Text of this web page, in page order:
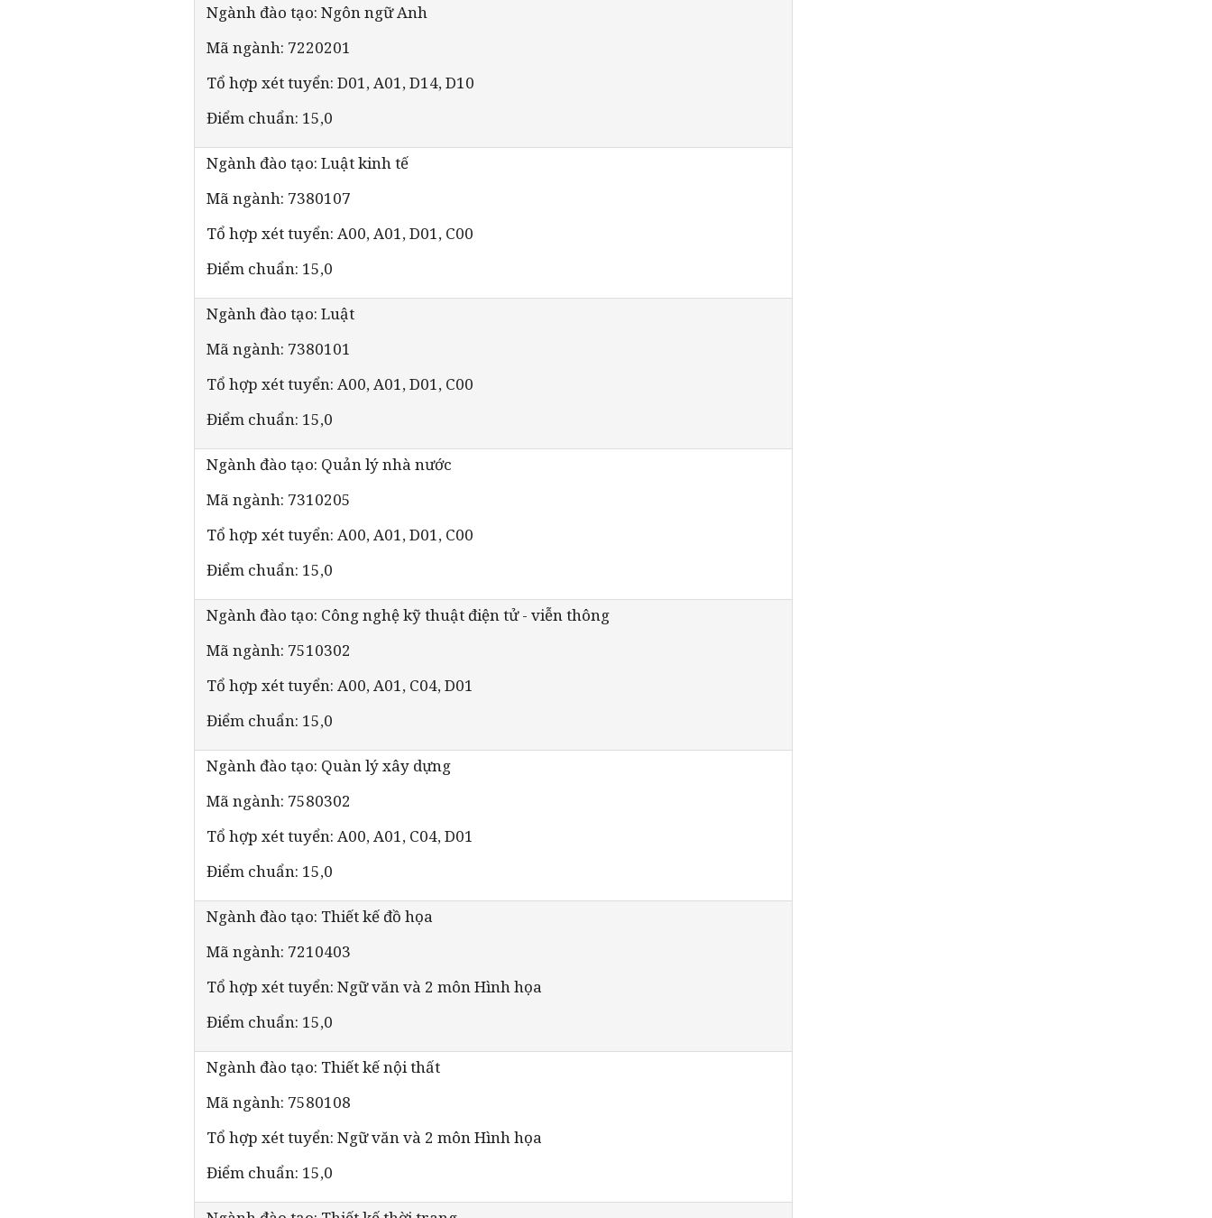
Ngành đào tạo: Ngôn ngữ Anh
Mã ngành: 7220201
Tổ hợp xét tuyển: D01, A01, D14, D10
Điểm chuẩn: 15,0
Ngành đào tạo: Luật kinh tế
Mã ngành: 7380107
Tổ hợp xét tuyển: A00, A01, D01, C00
Điểm chuẩn: 15,0
Ngành đào tạo: Luật
Mã ngành: 7380101
Tổ hợp xét tuyển: A00, A01, D01, C00
Điểm chuẩn: 15,0
Ngành đào tạo: Quản lý nhà nước
Mã ngành: 7310205
Tổ hợp xét tuyển: A00, A01, D01, C00
Điểm chuẩn: 15,0
Ngành đào tạo: Công nghệ kỹ thuật điện tử - viễn thông
Mã ngành: 7510302
Tổ hợp xét tuyển: A00, A01, C04, D01
Điểm chuẩn: 15,0
Ngành đào tạo: Quàn lý xây dựng
Mã ngành: 7580302
Tổ hợp xét tuyển: A00, A01, C04, D01
Điểm chuẩn: 15,0
Ngành đào tạo: Thiết kế đồ họa
Mã ngành: 7210403
Tổ hợp xét tuyển: Ngữ văn và 2 môn Hình họa
Điểm chuẩn: 15,0
Ngành đào tạo: Thiết kế nội thất
Mã ngành: 7580108
Tổ hợp xét tuyển: Ngữ văn và 2 môn Hình họa
Điểm chuẩn: 15,0